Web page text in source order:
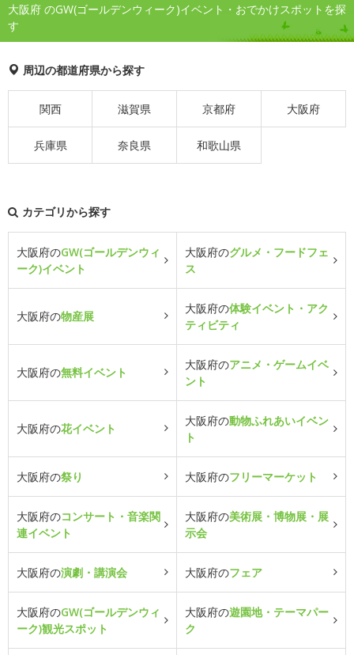
大阪府 のGW(ゴールデンウィーク)イベント・おでかけスポットを探
す
周辺の都道府県から探す
関西 滋賀県 京都府 大阪府
兵庫県 奈良県 和歌山県
カテゴリから探す
大阪府のGW(ゴールデンウィ
ーク)イベント
大阪府のグルメ・フードフェ
ス
大阪府の物産展
大阪府の体験イベント・アク
ティビティ
大阪府の無料イベント
大阪府のアニメ・ゲームイベ
ント
大阪府の花イベント
大阪府の動物ふれあいイベン
ト
大阪府の祭り 大阪府のフリーマーケット
大阪府のコンサート・音楽関
連イベント
大阪府の美術展・博物展・展
示会
大阪府の演劇・講演会 大阪府のフェア
大阪府のGW(ゴールデンウィ
ーク)観光スポット
大阪府の遊園地・テーマパー
ク